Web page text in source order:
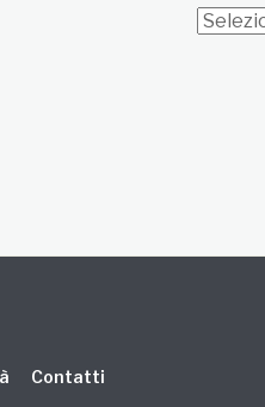
Archivi
Contatti